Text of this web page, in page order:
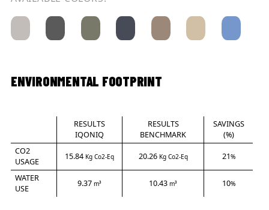
ENVIRONMENTAL FOOTPRINT
RESULTS
IQONIQ
RESULTS
BENCHMARK
SAVINGS
(%)
CO2
USAGE
15.84 Kg Co2-Eq 20.26 Kg Co2-Eq 21%
WATER
USE
9.37 m³ 10.43 m³ 10%